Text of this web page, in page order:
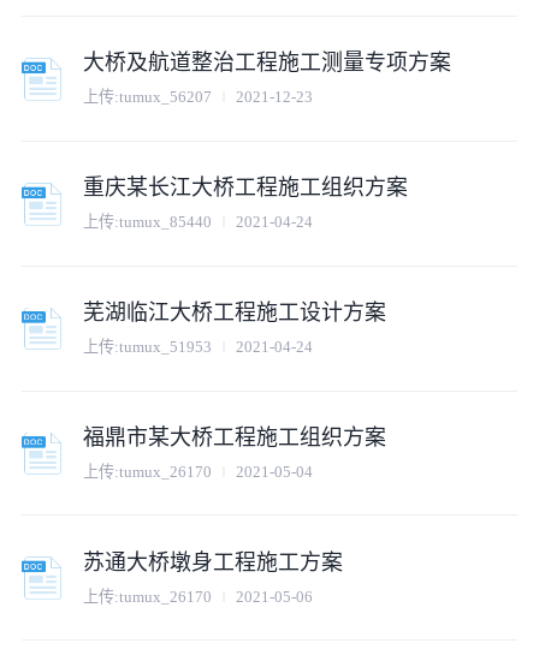
大桥及航道整治工程施工测量专项方案
上传:tumux_56207 2021-12-23
重庆某长江大桥工程施工组织方案
上传:tumux_85440 2021-04-24
芜湖临江大桥工程施工设计方案
上传:tumux_51953 2021-04-24
福鼎市某大桥工程施工组织方案
上传:tumux_26170 2021-05-04
苏通大桥墩身工程施工方案
上传:tumux_26170 2021-05-06